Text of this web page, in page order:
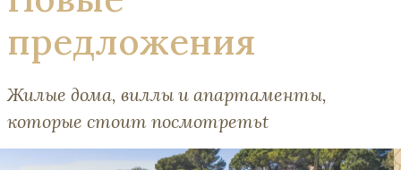
предложения
Жилые дома, виллы и апартаменты,
которые стоит посмотретьt